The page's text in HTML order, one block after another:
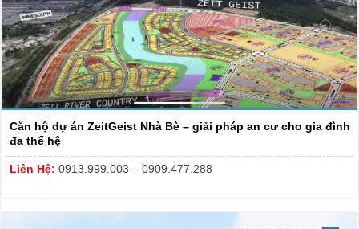
Căn hộ dự án ZeitGeist Nhà Bè – giải pháp an cư cho gia đình
đa thế hệ
Liên Hệ: 0913.999.003 – 0909.477.288